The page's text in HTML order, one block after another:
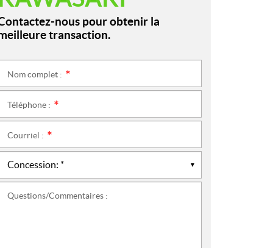
nous pour obtenir la
transaction.
Nom complet :
Téléphone :
Courriel :
Questions/Commentaires :